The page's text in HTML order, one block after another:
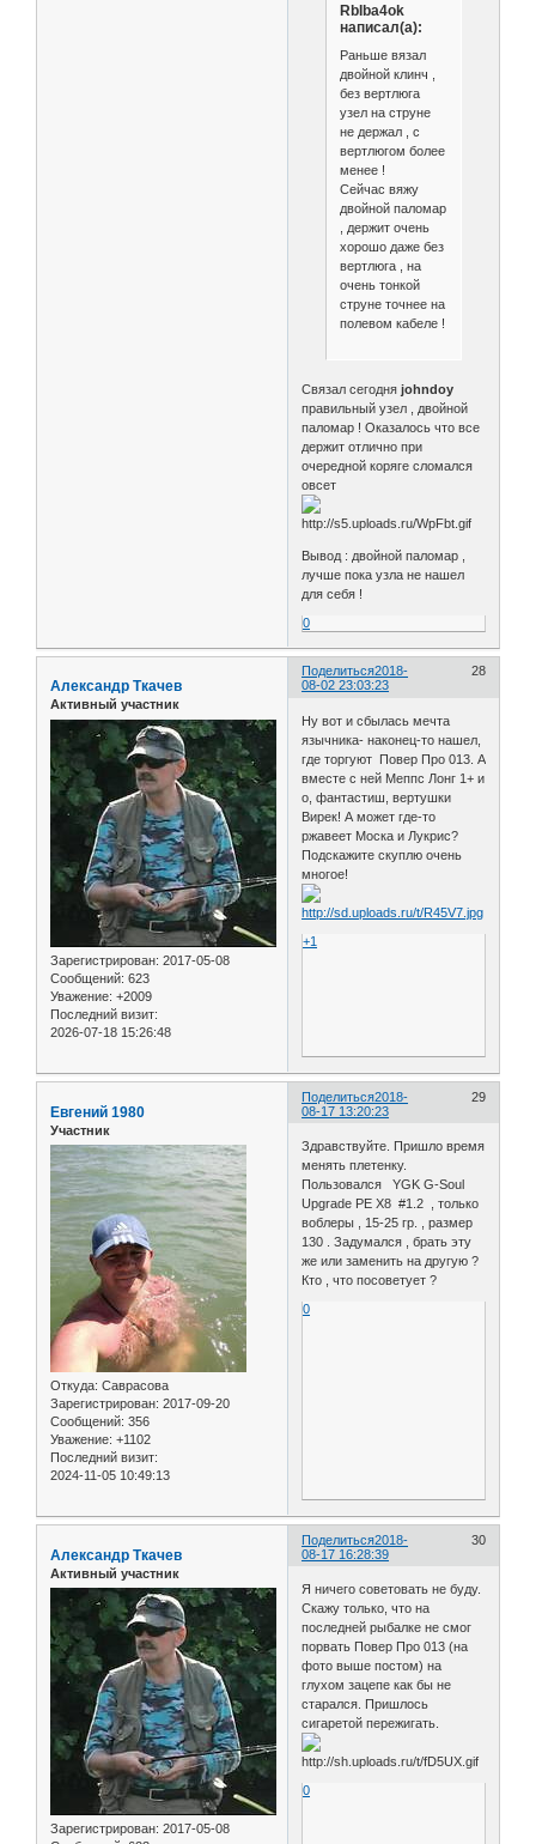
RbIba4ok
написал(а):
Раньше вязал
двойной клинч ,
без вертлюга
узел на струне
не держал , с
вертлюгом более
менее !
Сейчас вяжу
двойной паломар
, держит очень
хорошо даже без
вертлюга , на
очень тонкой
струне точнее на
полевом кабеле !
Связал сегодняjohndoy
правильный узел , двойной
паломар ! Оказалось что все
держит отлично при
очередной коряге сломался
овсет
Вывод : двойной паломар ,
лучше пока узла не нашел
для себя !
0
Поделиться 28
2018-
08-02 23:03:23
Александр Ткачев
Активный участник
Зарегистрирован: 2017-05-08
Сообщений: 623
Уважение: +2009
Последний визит:
2026-07-18 15:26:48
Ну вот и сбылась мечта
язычника- наконец-то нашел,
где торгуют Повер Про 013. А
вместе с ней Меппс Лонг 1+ и
о, фантастиш, вертушки
Вирек! А может где-то
ржавеет Моска и Лукрис?
Подскажите скуплю очень
многое!
+1
Поделиться 29
2018-
08-17 13:20:23
Евгений 1980
Участник
Откуда: Саврасова
Зарегистрирован: 2017-09-20
Сообщений: 356
Уважение: +1102
Последний визит:
2024-11-05 10:49:13
Здравствуйте. Пришло время
менять плетенку.
Пользовался YGK G-Soul
Upgrade PE X8 #1.2 , только
воблеры , 15-25 гр. , размер
130 . Задумался , брать эту
же или заменить на другую ?
Кто , что посоветует ?
0
Поделиться 30
2018-
08-17 16:28:39
Александр Ткачев
Активный участник
Зарегистрирован: 2017-05-08
Я ничего советовать не буду.
Скажу только, что на
последней рыбалке не смог
порвать Повер Про 013 (на
фото выше постом) на
глухом зацепе как бы не
старался. Пришлось
сигаретой пережигать.
0